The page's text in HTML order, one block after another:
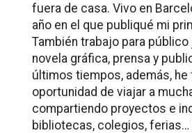
fuera de casa. Vivo en
año en el que publiqué mi
También trabajo para
novela gráfica, prensa y
últimos tiempos, además, he
oportunidad de viajar a
compartiendo proyectos e
bibliotecas, colegios, ferias…